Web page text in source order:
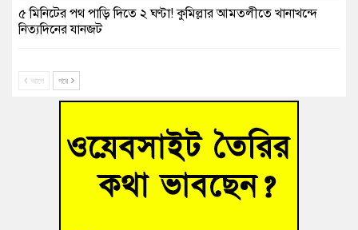
৫ মিনিটের পথ পাড়ি দিতে ২ ঘণ্টা! কুমিল্লার আমতলীতে খানাখন্দে
নিত্যদিনের যানজট
গ্রিসে দুই শতাধিক অভিবাসী উদ্ধার, বেশিরভাগই বাংলাদেশি
বুড়িচংয়ে নিখোঁজের ৩ দিন পর ফিশারির পুকুরে রিকশাচালকের মরদেহ
“স্পেশাল ট্রাইব্যুনালে জুলাই গণহত্যার বিচার করেন, জনগণ আপনাদের
আগে পরে